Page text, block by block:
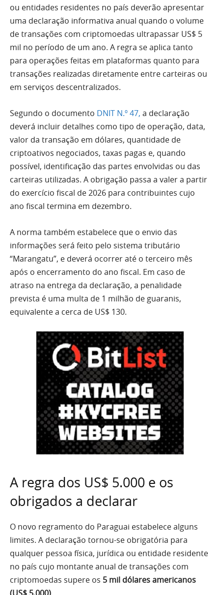
ou entidades residentes no país deverão apresentar
uma declaração informativa anual quando o volume
de transações com criptomoedas ultrapassar US$ 5
mil no período de um ano. A regra se aplica tanto
para operações feitas em plataformas quanto para
transações realizadas diretamente entre carteiras ou
em serviços descentralizados.
Segundo o documento DNIT N.º 47, a declaração
deverá incluir detalhes como tipo de operação, data,
valor da transação em dólares, quantidade de
criptoativos negociados, taxas pagas e, quando
possível, identificação das partes envolvidas ou das
carteiras utilizadas. A obrigação passa a valer a partir
do exercício fiscal de 2026 para contribuintes cujo
ano fiscal termina em dezembro.
A norma também estabelece que o envio das
informações será feito pelo sistema tributário
“Marangatu”, e deverá ocorrer até o terceiro mês
após o encerramento do ano fiscal. Em caso de
atraso na entrega da declaração, a penalidade
prevista é uma multa de 1 milhão de guaranis,
equivalente a cerca de US$ 130.
A regra dos US$ 5.000 e os
obrigados a declarar
O novo regramento do Paraguai estabelece alguns
limites. A declaração tornou-se obrigatória para
qualquer pessoa física, jurídica ou entidade residente
no país cujo montante anual de transações com
criptomoedas supere os 5 mil dólares americanos